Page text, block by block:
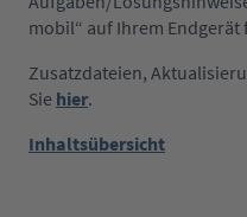
mobil“ auf Ihrem
Zusatzdateien,
Sie hier.
Inhaltsübersicht